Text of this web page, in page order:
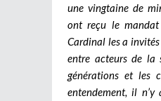
une vingtaine de
ont reçu le
Cardinal les a
entre acteurs de la
générations et les
entendement, il